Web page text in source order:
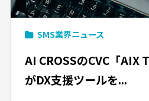
SMS業界ニュース
AI CROSSのCVC「AIX
がDX支援ツールを...